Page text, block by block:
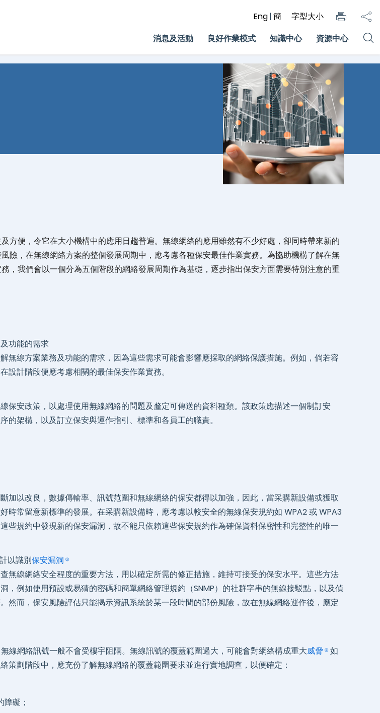
Eng|簡
字型大小
消息及活動
良好作業模式 知識中心 資源中心
方便，令它在大小機構中的應用日趨普遍。無線網絡的應用雖然有不少好處，卻同時帶來新的
險，在無線網絡方案的整個發展周期中，應考慮各種保安最佳作業實務。為協助機構了解在無
，我們會以一個分為五個階段的網絡發展周期作為基礎，逐步指出保安方面需要特別注意的重
功能的需求
無線方案業務及功能的需求，因為這些需求可能會影響應採取的網絡保護措施。例如，倘若容
設計階段便應考慮相關的最佳保安作業實務。
保安政策，以處理使用無線網絡的問題及釐定可傳送的資料種類。該政策應描述一個制訂安
的架構，以及訂立保安與運作指引、標準和各員工的職責。
斷加以改良，數據傳輸率、訊號范圍和無線網絡的保安都得以加強，因此，當采購新設備或獲取
時常留意新標準的發展。在采購新設備時，應考慮以較安全的無線保安規約如 WPA2 或 WPA3
些規約中發現新的保安漏洞，故不能只依賴這些保安規約作為確保資料保密性和完整性的唯一
以識別保安漏洞
無線網絡安全程度的重要方法，用以確定所需的修正措施，維持可接受的保安水平。這些方法
，例如使用預設或易猜的密碼和簡單網絡管理規約（SNMP）的社群字串的無線接駁點，以及偵
然而，保安風險評估只能揭示資訊系統於某一段時間的部份風險，故在無線網絡運作後，應定
線網絡訊號一般不會受樓宇阻隔。無線訊號的覆蓋範圍過大，可能會對網絡構成重大威脅
如
策劃階段中，應充份了解無線網絡的覆蓋範圍要求並進行實地調查，以便確定：
礙；